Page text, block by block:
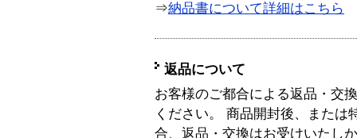
⇒納品書について詳細はこちら
返品について
お客様のご都合による返品・交
ください。 商品開封後、または
合、返品・交換はお受けいたし